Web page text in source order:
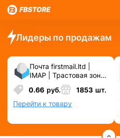
Лидеры по продажам
Почта firstmail.ltd |
IMAP | Трастовая зона
.COM ❗️ Новые, Чистые
❗️ С реальными
логинами | ☑️
Специально для ФБ/
0.66 руб. 1853 шт.
Перейти к товару